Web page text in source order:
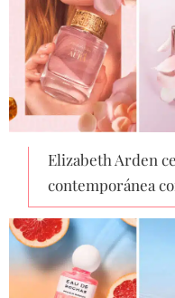
Elizabeth Arden
contemporánea